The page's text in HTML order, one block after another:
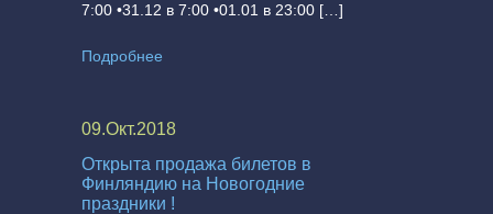
7:00 •31.12 в 7:00 •01.01 в 23:00 […]
Подробнее
09.Окт.2018
Открыта продажа билетов в
Финляндию на Новогодние
праздники !